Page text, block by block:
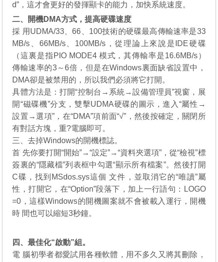
d”，這才會更好的發揮顯卡的能力，加快系統速度。
二、開機DMA方式，提高硬碟速度
採 用UDMA/33、66、100技術的硬碟最高傳輸速率是33
MB/s、66MB/s、100MB/s，從理論上來說是IDE硬碟
（這裏是指PIO MODE4 模式，其傳輸率是16.6MB/s）
傳輸速率的3～6倍，但是在Windows裏面缺省設置中，
DMA卻是被禁用的，所以我們必須將它打開。
具體方法是：打開“控制台→系統→設備管理員”視窗，展
開“磁碟機”分支，雙擊UDMA硬碟的圖示，進入“屬性→
設置→選項”，在“DMA”項前面“√”，然後按確定，關閉所
有對話方塊，重?電腦即可。
三、去掉Windows的開機標誌。
首 先你要打開“開始”→“設定”→“資料夾選項”，從“檢視”標
簽裏的“隱藏檔”列表框中勾選“顯示所有檔案”。然後打開
C碟，找到MSdos.sys這個 文件，並取消它的“唯讀”屬
性，打開它，在“Option”段落下，加上一行語句：LOGO
=0，這樣Windows的開機圖案就不會被載入運行，開機
時 間也可以縮短3秒鐘。
四、最佳化“啟動”組。
電 腦初學者都愛試用各種軟體，用不多久又將其刪除，